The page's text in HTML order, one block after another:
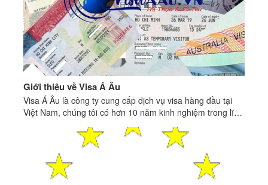
Giới thiệu về Visa Á Âu
Visa Á Âu là công ty cung cấp dịch vụ visa hàng đầu tại
Việt Nam, chúng tôi có hơn 10 năm kinh nghiệm trong lĩnh